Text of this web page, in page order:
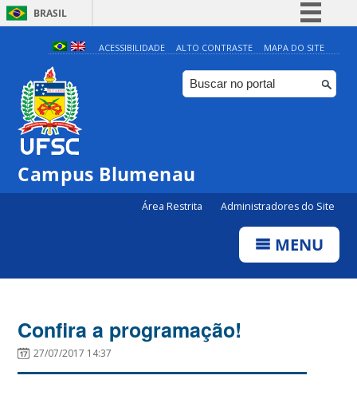
BRASIL
Simplifique!
Comunica BR
Participe
ACESSIBILIDADE ALTO CONTRASTE MAPA DO SITE
Campus Blumenau
Área Restrita Administradores do Site
MENU
Confira a programação!
27/07/2017 14:37